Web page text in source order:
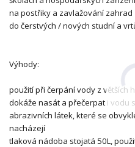
na postřiky a zavlažování zahrad
do čerstvých / nových studní a
Výhody:
použití při čerpání vody z větších
dokáže nasát a přečerpat i vodu
abrazivních látek, které se
nacházejí
tlaková nádoba stojatá 50L,